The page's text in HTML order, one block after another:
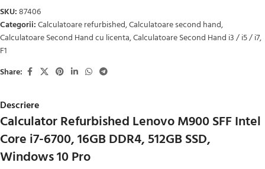
SKU:87406
Categorii:Calculatoare refurbished,Calculatoare second hand,
Calculatoare Second Hand cu licenta,Calculatoare Second Hand i3 / i5 / i7,
F1
Share:
Descriere
Calculator Refurbished Lenovo M900 SFF Intel
Core i7-6700, 16GB DDR4, 512GB SSD,
Windows 10 Pro